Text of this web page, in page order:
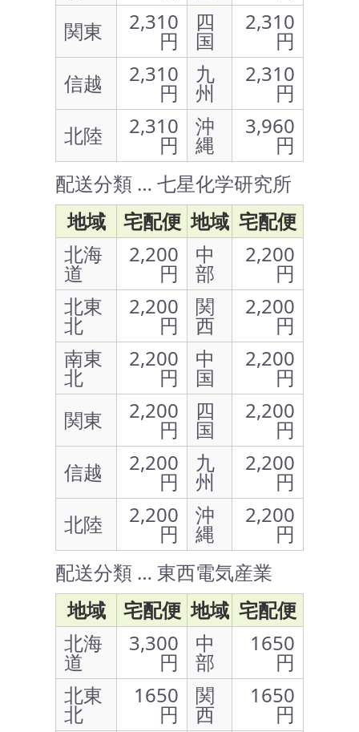
関東
2,310
円
四
国
2,310
円
信越
2,310
円
九
州
2,310
円
北陸
2,310
円
沖
縄
3,960
円
配送分類 … 七星化学研究所
地域
宅配便 地域 宅配便
北海
道
2,200
円
中
部
2,200
円
北東
北
2,200
円
関
西
2,200
円
南東
北
2,200
円
中
国
2,200
円
関東
2,200
円
四
国
2,200
円
信越
2,200
円
九
州
2,200
円
北陸
2,200
円
沖
縄
2,200
円
配送分類 … 東西電気産業
地域
宅配便 地域 宅配便
北海
道
3,300
円
中
部
1650
円
北東
北
1650
円
関
西
1650
円